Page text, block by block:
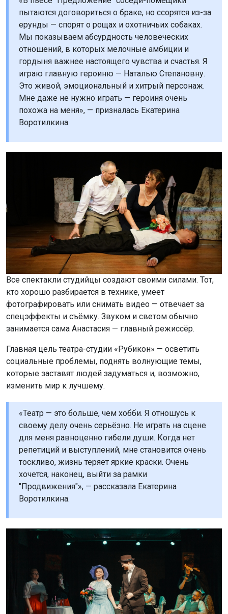
пытаются договориться о браке, но ссорятся из-за
ерунды — спорят о рощах и охотничьих собаках.
Мы показываем абсурдность человеческих
отношений, в которых мелочные амбиции и
гордыня важнее настоящего чувства и счастья. Я
играю главную героиню — Наталью Степановну.
Это живой, эмоциональный и хитрый персонаж.
Мне даже не нужно играть — героиня очень
похожа на меня», — призналась Екатерина
Воротилкина.
Все спектакли студийцы создают своими силами. Тот,
кто хорошо разбирается в технике, умеет
фотографировать или снимать видео — отвечает за
спецэффекты и съёмку. Звуком и светом обычно
занимается сама Анастасия — главный режиссёр.
Главная цель театра-студии «Рубикон» — осветить
социальные проблемы, поднять волнующие темы,
которые заставят людей задуматься и, возможно,
изменить мир к лучшему.
«Театр — это больше, чем хобби. Я отношусь к
своему делу очень серьёзно. Не играть на сцене
для меня равноценно гибели души. Когда нет
репетиций и выступлений, мне становится очень
тоскливо, жизнь теряет яркие краски. Очень
хочется, наконец, выйти за рамки
"Продвижения"», — рассказала Екатерина
Воротилкина.